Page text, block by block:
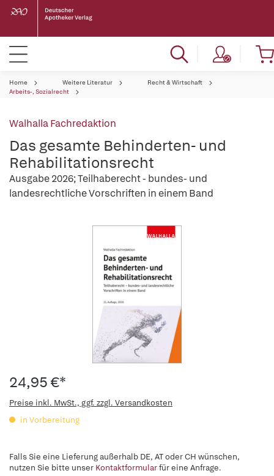
Home Weitere Literatur
Recht & Wirtschaft
Arbeits-, Sozialrecht
Walhalla Fachredaktion
Das gesamte Behinderten- und
Rehabilitationsrecht
Ausgabe 2026; Teilhaberecht - bundes- und
landesrechtliche Vorschriften in einem Band
24,95 €*
Preise inkl. MwSt., ggf. zzgl. Versandkosten
in Vorbereitung
Falls Sie eine Lieferung außerhalb DE, AT oder CH wünschen,
nutzen Sie bitte unser Kontaktformularfür eine Anfrage.